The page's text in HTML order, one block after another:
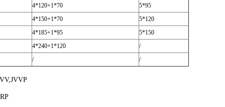
4*120+1*70
5*95
4*150+1*70
5*120
4*185+1*95
5*150
4*240+1*120
/
/
/